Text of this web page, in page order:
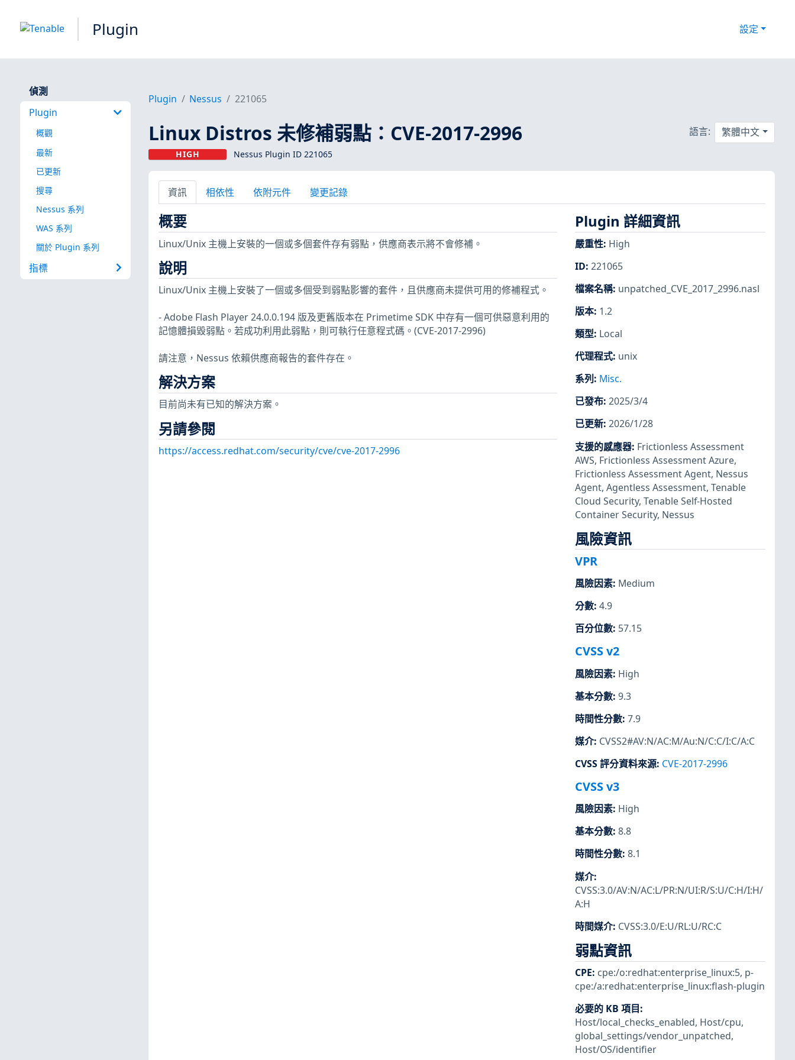
Plugin 設定
偵測
Plugin
概觀
最新
已更新
搜尋
Nessus 系列
WAS 系列
關於 Plugin 系列
指標
Plugin Nessus 221065
Linux Distros 未修補弱點：CVE-2017-2996
HIGH Nessus Plugin ID 221065
語言: 繁體中文
資訊 相依性 依附元件 變更記錄
概要
Linux/Unix 主機上安裝的一個或多個套件存有弱點，供應商表示將不會修補。
說明
Linux/Unix 主機上安裝了一個或多個受到弱點影響的套件，且供應商未提供可用的修補程式。
- Adobe Flash Player 24.0.0.194 版及更舊版本在 Primetime SDK 中存有一個可供惡意利用的
記憶體損毀弱點。若成功利用此弱點，則可執行任意程式碼。(CVE-2017-2996)
請注意，Nessus 依賴供應商報告的套件存在。
解決方案
目前尚未有已知的解決方案。
另請參閱
https://access.redhat.com/security/cve/cve-2017-2996
Plugin 詳細資訊
嚴重性: High
ID: 221065
檔案名稱: unpatched_CVE_2017_2996.nasl
版本: 1.2
類型: Local
代理程式: unix
系列 : Misc.
已發布: 2025/3/4
已更新: 2026/1/28
支援的感應器: Frictionless Assessment
AWS, Frictionless Assessment Azure,
Frictionless Assessment Agent, Nessus
Agent, Agentless Assessment, Tenable
Cloud Security, Tenable Self-Hosted
Container Security, Nessus
風險資訊
VPR
風險因素: Medium
分數: 4.9
百分位數: 57.15
CVSS v2
風險因素: High
基本分數: 9.3
時間性分數: 7.9
媒介: CVSS2#AV:N/AC:M/Au:N/C:C/I:C/A:C
CVSS 評分資料來源: CVE-2017-2996
CVSS v3
風險因素: High
基本分數: 8.8
時間性分數: 8.1
媒介:
CVSS:3.0/AV:N/AC:L/PR:N/UI:R/S:U/C:H/I:H/
A:H
時間媒介: CVSS:3.0/E:U/RL:U/RC:C
弱點資訊
CPE: cpe:/o:redhat:enterprise_linux:5, p-
cpe:/a:redhat:enterprise_linux:flash-plugin
必要的 KB 項目:
Host/local_checks_enabled, Host/cpu,
global_settings/vendor_unpatched,
Host/OS/identifier